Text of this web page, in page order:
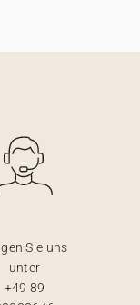
Sie uns
unter
+49 89